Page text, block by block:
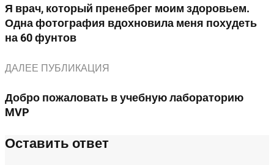
Я врач, который пренебрег моим здоровьем.
Одна фотография вдохновила меня похудеть
на 60 фунтов
ДАЛЕЕ ПУБЛИКАЦИЯ
Добро пожаловать в учебную лабораторию
MVP
Оставить ответ